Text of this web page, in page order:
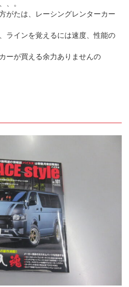
、。
がたは、レーシングレンターカー
ラインを覚えるには速度、性能の
ーが買える余力ありませんの